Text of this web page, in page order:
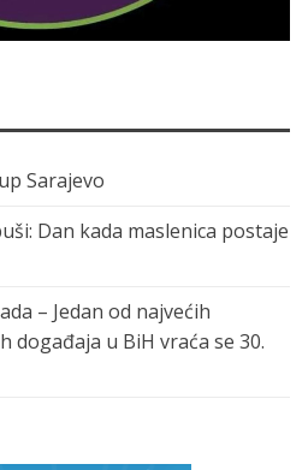
Sarajevo
Dan kada maslenica postaje
– Jedan od najvećih
u BiH vraća se 30.